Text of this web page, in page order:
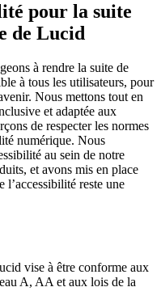
pour la suite
de Lucid
à rendre la suite de
à tous les utilisateurs, pour
Nous mettons tout en
et adaptée aux
de respecter les normes
numérique. Nous
au sein de notre
et avons mis en place
l’accessibilité reste une
vise à être conforme aux
A, AA et aux lois de la